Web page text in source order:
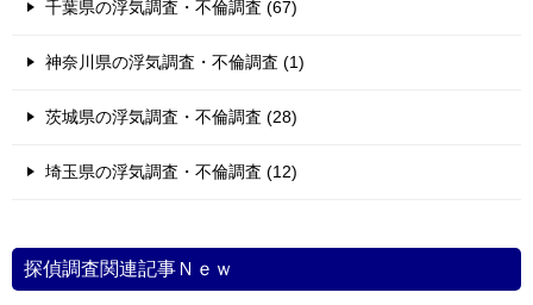
千葉県の浮気調査・不倫調査 (67)
神奈川県の浮気調査・不倫調査 (1)
茨城県の浮気調査・不倫調査 (28)
埼玉県の浮気調査・不倫調査 (12)
探偵調査関連記事Ｎｅｗ